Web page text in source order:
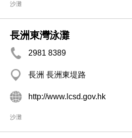
沙灘
長洲東灣泳灘
2981 8389
長洲 長洲東堤路
http://www.lcsd.gov.hk
沙灘